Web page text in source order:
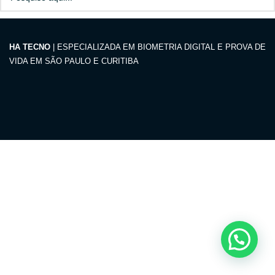
HA TECNO | ESPECIALIZADA EM BIOMETRIA DIGITAL E PROVA DE
VIDA EM SÃO PAULO E CURITIBA